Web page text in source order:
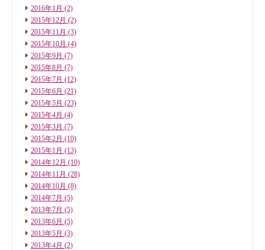
2016年1月 (2)
2015年12月 (2)
2015年11月 (3)
2015年10月 (4)
2015年9月 (7)
2015年8月 (7)
2015年7月 (12)
2015年6月 (21)
2015年5月 (23)
2015年4月 (4)
2015年3月 (7)
2015年2月 (10)
2015年1月 (13)
2014年12月 (10)
2014年11月 (28)
2014年10月 (8)
2014年7月 (5)
2013年7月 (5)
2013年6月 (5)
2013年5月 (3)
2013年4月 (2)